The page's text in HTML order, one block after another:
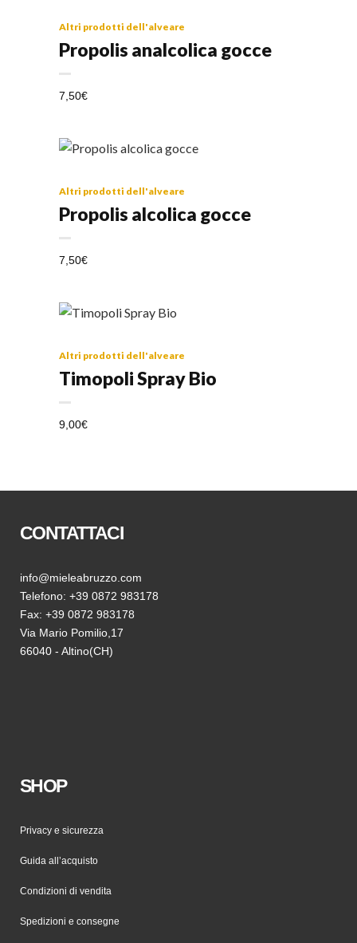
scelte
nella
del
A
34,90€
Altri prodotti dell'alveare
Propolis analcolica gocce
7,50€
Altri prodotti dell'alveare
Propolis alcolica gocce
7,50€
Altri prodotti dell'alveare
Timopoli Spray Bio
9,00€
CONTATTACI
info@mieleabruzzo.com
Telefono: +39 0872 983178
Fax: +39 0872 983178
Via Mario Pomilio,17
66040 - Altino(CH)
SHOP
Privacy e sicurezza
Guida all’acquisto
Condizioni di vendita
Spedizioni e consegne